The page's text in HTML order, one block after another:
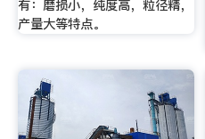
有：磨损小，纯度高，粒径精，
产量大等特点。